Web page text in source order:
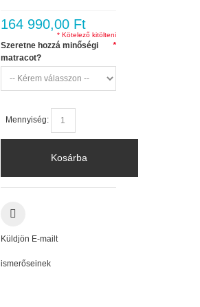
164 990,00 Ft
*
Szeretne hozzá minőségi
matracot?
* Kötelező kitölteni
Mennyiség:
Kosárba
Küldjön E-mailt
ismerőseinek